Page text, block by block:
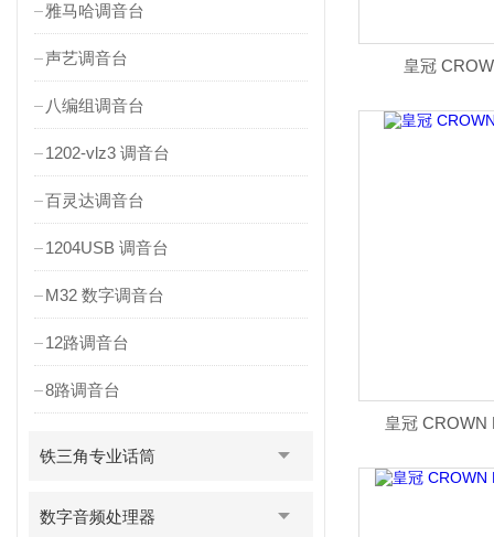
雅马哈调音台
声艺调音台
八编组调音台
1202-vlz3 调音台
百灵达调音台
1204USB 调音台
M32 数字调音台
12路调音台
8路调音台
铁三角专业话筒
数字音频处理器
皇冠
皇冠 CROWN